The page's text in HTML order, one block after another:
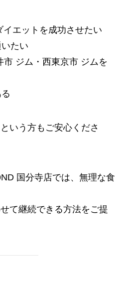
エットを成功させたい
たい
ジム・西東京市 ジムを
いう方もご安心くださ
国分寺店では、無理な食
て継続できる方法をご提